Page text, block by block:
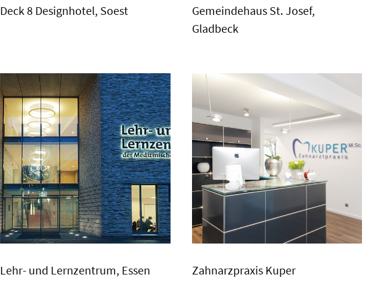
Deck 8 Designhotel, Soest
Gemeindehaus St. Josef,
Gladbeck
Lehr- und Lernzentrum, Essen Zahnarzpraxis Kuper